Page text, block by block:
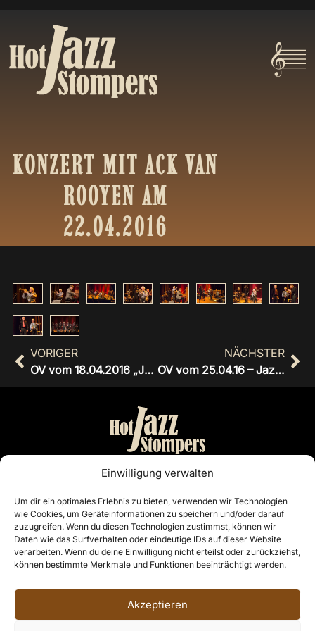
Einwilligung verwalten
Um dir ein optimales Erlebnis zu bieten, verwenden wir Technologien
wie Cookies, um Geräteinformationen zu speichern und/oder darauf
zuzugreifen. Wenn du diesen Technologien zustimmst, können wir
Daten wie das Surfverhalten oder eindeutige IDs auf dieser Website
verarbeiten. Wenn du deine Einwilligung nicht erteilst oder zurückziehst,
können bestimmte Merkmale und Funktionen beeinträchtigt werden.
Akzeptieren
KONZERT MIT ACK VAN
ROOYEN AM
22.04.2016
VORIGER
OV vom 18.04.2016 „Jazzer erwarten Gäste“
NÄCHSTER
OV vom 25.04.16 – Jazzkonzert mit Ack van Rooyen in CLP begeistert Zuhörer
Cloppenburg
Telefon: 04441 7468
E-Mail:info@hotjazzstompers.de
Impressum
Datenschutzerklärung